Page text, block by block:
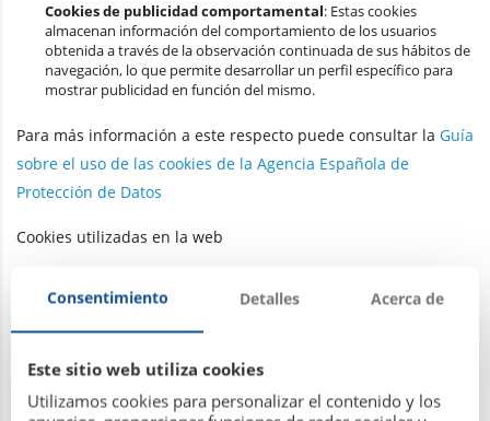
Cookies de publicidad comportamental: Estas cookies
almacenan información del comportamiento de los usuarios
obtenida a través de la observación continuada de sus hábitos de
navegación, lo que permite desarrollar un perfil específico para
mostrar publicidad en función del mismo.
Para más información a este respecto puede consultar la Guía
sobre el uso de las cookies de la Agencia Española de
Protección de Datos
Cookies utilizadas en la web
utilizadas en este portal así como su tipología y función:
la medición y análisis de la navegación en las páginas web.
Consentimiento Detalles Acerca de
Este sitio web utiliza cookies
Utilizamos cookies para personalizar el contenido y los